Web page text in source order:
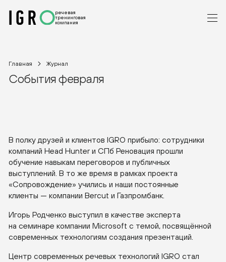
речевая
тренинговая
компания
Главная Журнал
События февраля
В полку друзей и клиентов IGRO прибыло: сотрудники
компаний Head Hunter и СПб Реновация прошли
обучение навыкам переговоров и публичных
выступлений. В то же время в рамках проекта
«Сопровождение» учились и наши постоянные
клиенты — компании Bercut и Газпромбанк.
Игорь Родченко выступил в качестве эксперта
на семинаре компании Microsoft с темой, посвящённой
современных технологиям создания презентаций.
Центр современных речевых технологий IGRO стал